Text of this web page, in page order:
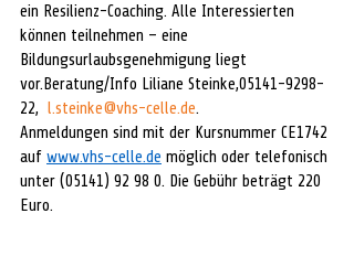
ein Resilienz-Coaching. Alle Interessierten
können teilnehmen – eine
Bildungsurlaubsgenehmigung liegt
vor.Beratung/Info Liliane Steinke,05141-9298-
22, l.steinke@vhs-celle.de.
Anmeldungen sind mit der Kursnummer CE1742
auf www.vhs-celle.de möglich oder telefonisch
unter (05141) 92 98 0. Die Gebühr beträgt 220
Euro.